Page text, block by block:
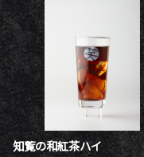
知覧の和紅茶ハイ